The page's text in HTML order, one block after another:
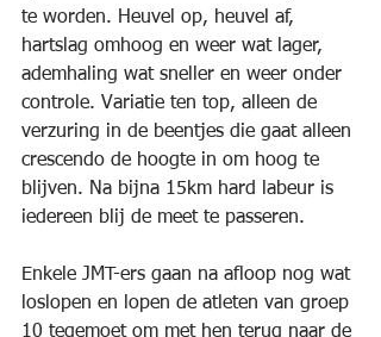
te worden. Heuvel op, heuvel af,
hartslag omhoog en weer wat lager,
ademhaling wat sneller en weer onder
controle. Variatie ten top, alleen de
verzuring in de beentjes die gaat alleen
crescendo de hoogte in om hoog te
blijven. Na bijna 15km hard labeur is
iedereen blij de meet te passeren.
Enkele JMT-ers gaan na afloop nog wat
loslopen en lopen de atleten van groep
10 tegemoet om met hen terug naar de